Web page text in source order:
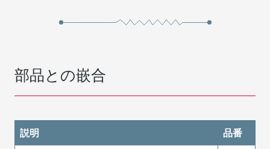
部品との嵌合
説明
品番